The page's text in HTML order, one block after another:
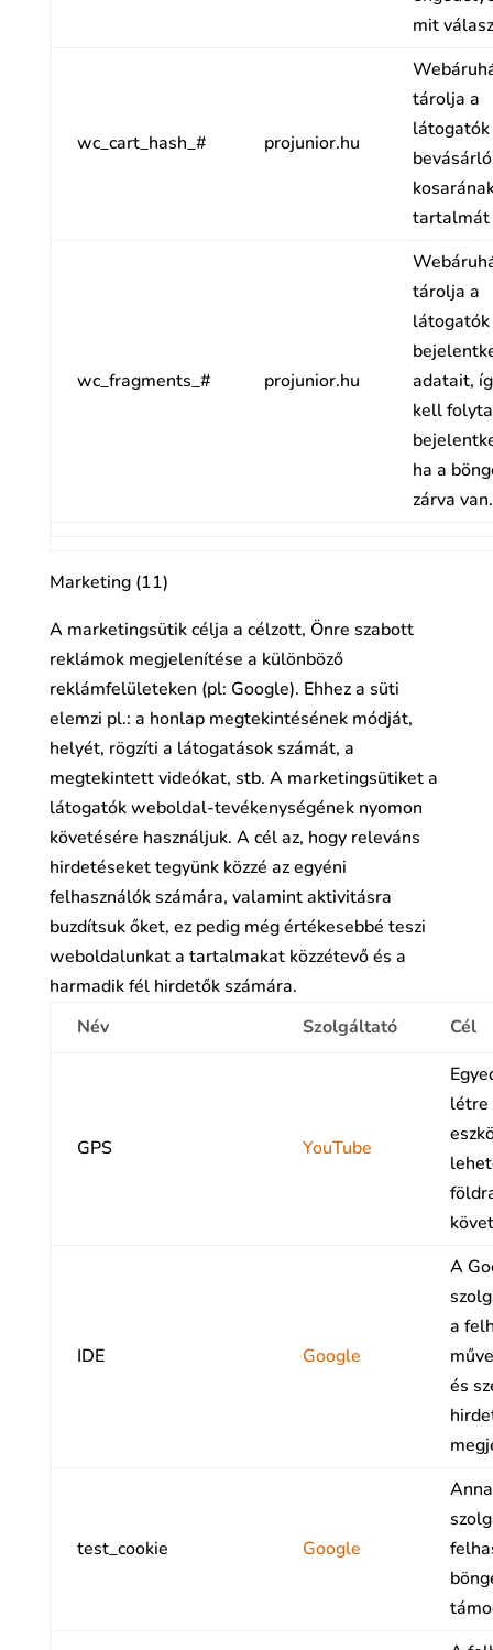
mit
wc_cart_hash_# projunior.hu
tárolja a
látogatók
bevásárló
tartalmát
wc_fragments_# projunior.hu
tárolja a
látogatók
adatait,
kell
ha a
zárva van.
Marketing (11)
A marketingsütik célja a célzott, Önre szabott
reklámok megjelenítése a különböző
reklámfelületeken (pl: Google). Ehhez a süti
elemzi pl.: a honlap megtekintésének módját,
helyét, rögzíti a látogatások számát, a
megtekintett videókat, stb. A marketingsütiket a
látogatók weboldal-tevékenységének nyomon
követésére használjuk. A cél az, hogy releváns
hirdetéseket tegyünk közzé az egyéni
felhasználók számára, valamint aktivitásra
buzdítsuk őket, ez pedig még értékesebbé teszi
weboldalunkat a tartalmakat közzétevő és a
harmadik fél hirdetők számára.
Név
Szolgáltató Cél
GPS YouTube
létre
IDE Google
A
a
és
test_cookie Google